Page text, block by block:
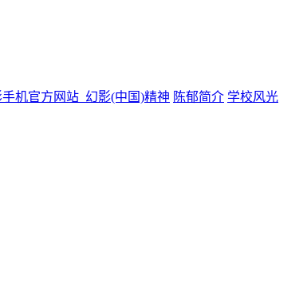
手机官方网站_幻影(中国)精神 陈郁简介 学校风光